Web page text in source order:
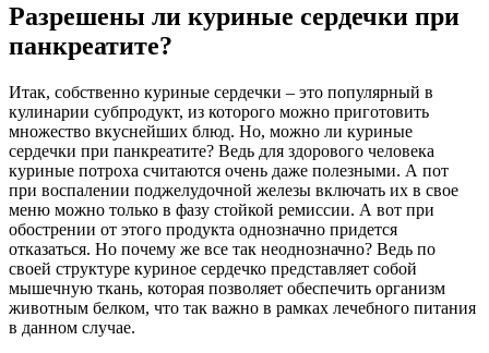
Разрешены ли куриные сердечки при
панкреатите?
Итак, собственно куриные сердечки – это популярный в
кулинарии субпродукт, из которого можно приготовить
множество вкуснейших блюд. Но, можно ли куриные
сердечки при панкреатите? Ведь для здорового человека
куриные потроха считаются очень даже полезными. А пот
при воспалении поджелудочной железы включать их в свое
меню можно только в фазу стойкой ремиссии. А вот при
обострении от этого продукта однозначно придется
отказаться. Но почему же все так неоднозначно? Ведь по
своей структуре куриное сердечко представляет собой
мышечную ткань, которая позволяет обеспечить организм
животным белком, что так важно в рамках лечебного питания
в данном случае.